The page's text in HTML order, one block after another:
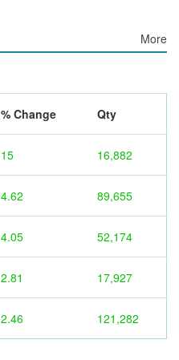
More
% Change Qty
15 16,882
4.62 89,655
4.05 52,174
2.81 17,927
2.46 121,282